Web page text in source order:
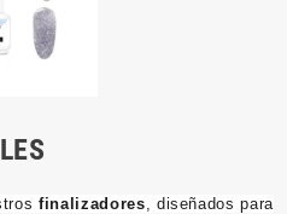
finalizadores , diseñados para